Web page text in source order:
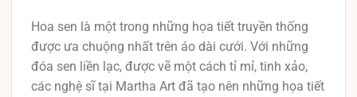
Hoa sen là một trong những họa tiết truyền thống
được ưa chuộng nhất trên áo dài cưới. Với những
đóa sen liền lạc, được vẽ một cách tỉ mỉ, tinh xảo,
các nghệ sĩ tại Martha Art đã tạo nên những họa tiết